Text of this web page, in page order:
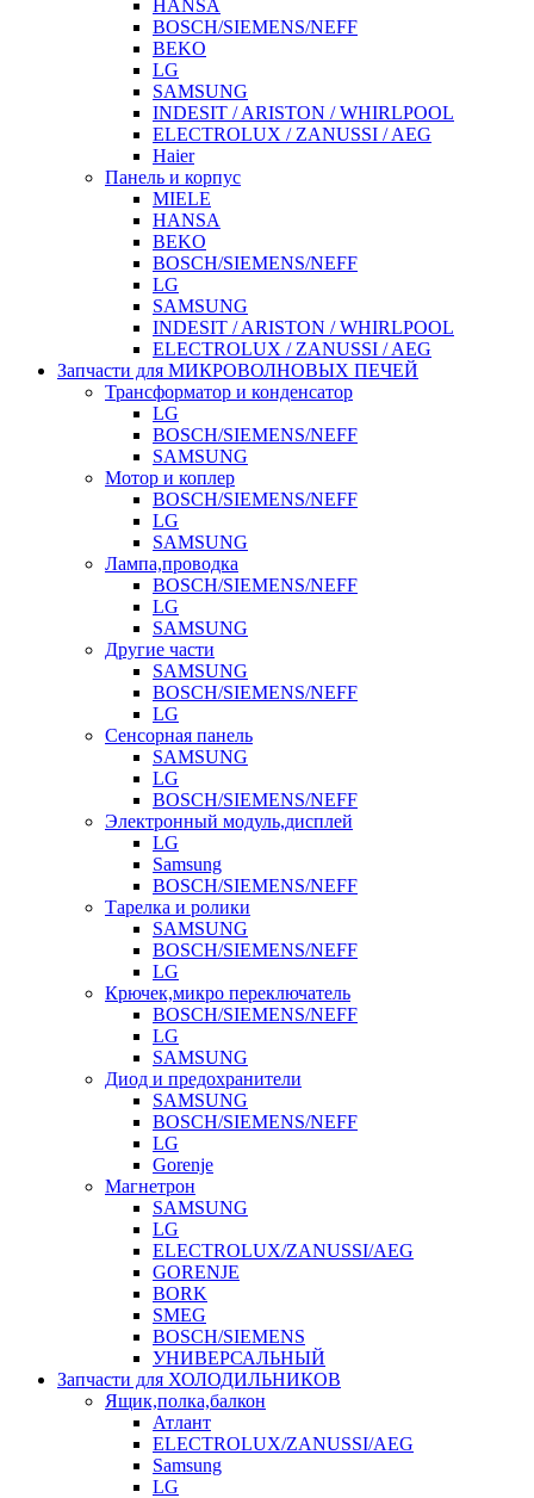
HANSA
BOSCH/SIEMENS/NEFF
BEKO
LG
SAMSUNG
INDESIT / ARISTON / WHIRLPOOL
ELECTROLUX / ZANUSSI / AEG
Haier
Панель и корпус
MIELE
HANSA
BEKO
BOSCH/SIEMENS/NEFF
LG
SAMSUNG
INDESIT / ARISTON / WHIRLPOOL
ELECTROLUX / ZANUSSI / AEG
Запчасти для МИКРОВОЛНОВЫХ ПЕЧЕЙ
Трансформатор и конденсатор
LG
BOSCH/SIEMENS/NEFF
SAMSUNG
Мотор и коплер
BOSCH/SIEMENS/NEFF
LG
SAMSUNG
Лампа,проводка
BOSCH/SIEMENS/NEFF
LG
SAMSUNG
Другие части
SAMSUNG
BOSCH/SIEMENS/NEFF
LG
Сенсорная панель
SAMSUNG
LG
BOSCH/SIEMENS/NEFF
Электронный модуль,дисплей
LG
Samsung
BOSCH/SIEMENS/NEFF
Тарелка и ролики
SAMSUNG
BOSCH/SIEMENS/NEFF
LG
Крючек,микро переключатель
BOSCH/SIEMENS/NEFF
LG
SAMSUNG
Диод и предохранители
SAMSUNG
BOSCH/SIEMENS/NEFF
LG
Gorenje
Магнетрон
SAMSUNG
LG
ELECTROLUX/ZANUSSI/AEG
GORENJE
BORK
SMEG
BOSCH/SIEMENS
УНИВЕРСАЛЬНЫЙ
Запчасти для ХОЛОДИЛЬНИКОВ
Ящик,полка,балкон
Атлант
ELECTROLUX/ZANUSSI/AEG
Samsung
LG